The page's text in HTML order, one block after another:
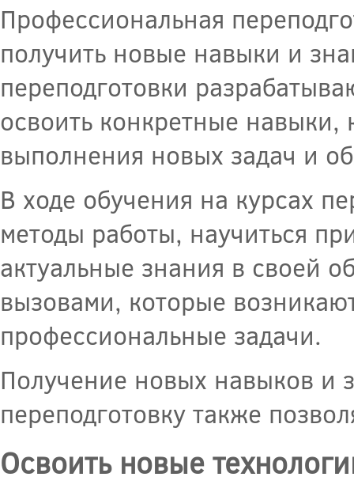
Профессиональная
получить новые навыки и
переподготовки
освоить конкретные
выполнения новых задач и
В ходе обучения на курсах
методы работы, научиться
актуальные знания в своей
вызовами, которые
профессиональные задачи.
Получение новых навыков и
переподготовку также
Освоить новые